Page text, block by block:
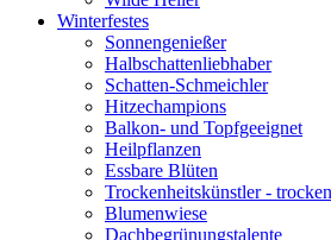
Winterfestes
Sonnengenießer
Halbschattenliebhaber
Schatten-Schmeichler
Hitzechampions
Balkon- und Topfgeeignet
Heilpflanzen
Essbare Blüten
Trockenheitskünstler -
Blumenwiese
Dachbegrünungstalente